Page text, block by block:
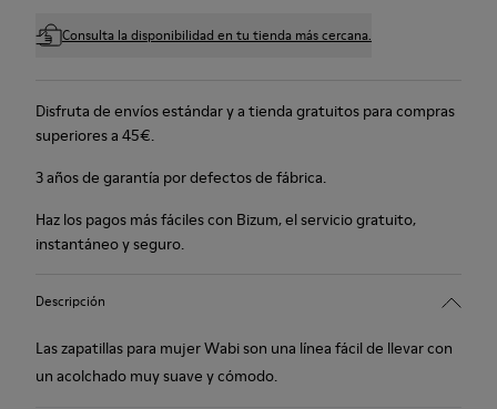
Consulta la disponibilidad en tu tienda más cercana.
Disfruta de envíos estándar y a tienda gratuitos para compras
superiores a 45€.
3 años de garantía por defectos de fábrica.
Haz los pagos más fáciles con Bizum, el servicio gratuito,
instantáneo y seguro.
Descripción
Las zapatillas para mujer Wabi son una línea fácil de llevar con
un acolchado muy suave y cómodo.